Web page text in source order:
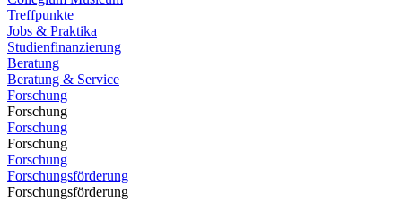
Treffpunkte
Jobs & Praktika
Studienfinanzierung
Beratung
Beratung & Service
Forschung
Forschung
Forschung
Forschung
Forschung
Forschungsförderung
Forschungsförderung